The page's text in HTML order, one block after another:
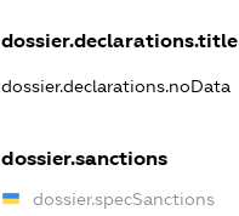
dossier.declarations.title
dossier.declarations.noData
dossier.sanctions
dossier.specSanctions